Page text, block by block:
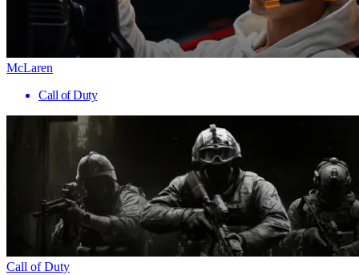
McLaren
Call of Duty
Call of Duty